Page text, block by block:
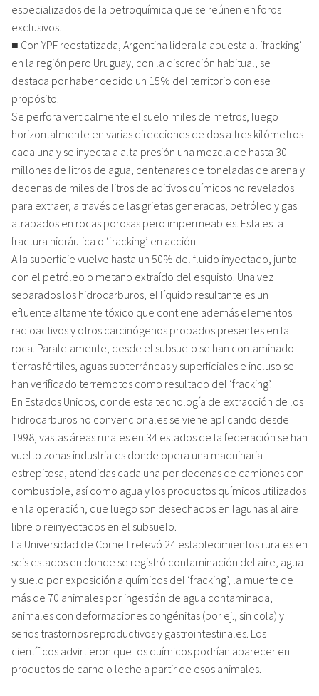
especializados de la petroquímica que se reúnen en foros
exclusivos.
■ Con YPF reestatizada, Argentina lidera la apuesta al ‘fracking’
en la región pero Uruguay, con la discreción habitual, se
destaca por haber cedido un 15% del territorio con ese
propósito.
Se perfora verticalmente el suelo miles de metros, luego
horizontalmente en varias direcciones de dos a tres kilómetros
cada una y se inyecta a alta presión una mezcla de hasta 30
millones de litros de agua, centenares de toneladas de arena y
decenas de miles de litros de aditivos químicos no revelados
para extraer, a través de las grietas generadas, petróleo y gas
atrapados en rocas porosas pero impermeables. Esta es la
fractura hidráulica o ‘fracking’ en acción.
A la superficie vuelve hasta un 50% del fluido inyectado, junto
con el petróleo o metano extraído del esquisto. Una vez
separados los hidrocarburos, el líquido resultante es un
efluente altamente tóxico que contiene además elementos
radioactivos y otros carcinógenos probados presentes en la
roca. Paralelamente, desde el subsuelo se han contaminado
tierras fértiles, aguas subterráneas y superficiales e incluso se
han verificado terremotos como resultado del ‘fracking’.
En Estados Unidos, donde esta tecnología de extracción de los
hidrocarburos no convencionales se viene aplicando desde
1998, vastas áreas rurales en 34 estados de la federación se han
vuelto zonas industriales donde opera una maquinaria
estrepitosa, atendidas cada una por decenas de camiones con
combustible, así como agua y los productos químicos utilizados
en la operación, que luego son desechados en lagunas al aire
libre o reinyectados en el subsuelo.
La Universidad de Cornell relevó 24 establecimientos rurales en
seis estados en donde se registró contaminación del aire, agua
y suelo por exposición a químicos del ‘fracking’, la muerte de
más de 70 animales por ingestión de agua contaminada,
animales con deformaciones congénitas (por ej., sin cola) y
serios trastornos reproductivos y gastrointestinales. Los
científicos advirtieron que los químicos podrían aparecer en
productos de carne o leche a partir de esos animales.